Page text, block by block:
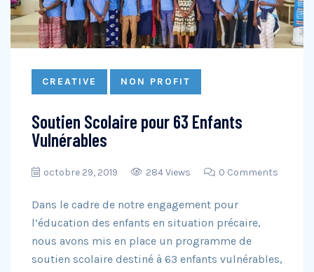
CREATIVE NON PROFIT
Soutien Scolaire pour 63 Enfants
Vulnérables
octobre 29, 2019 284 Views 0 Comments
Dans le cadre de notre engagement pour
l’éducation des enfants en situation précaire,
nous avons mis en place un programme de
soutien scolaire destiné à 63 enfants vulnérables,